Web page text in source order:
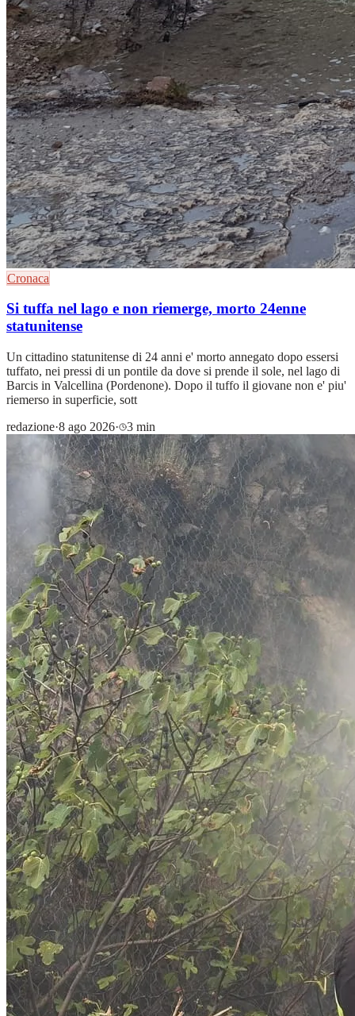
Cronaca
Si tuffa nel lago e non riemerge, morto 24enne
statunitense
Un cittadino statunitense di 24 anni e' morto annegato dopo essersi
tuffato, nei pressi di un pontile da dove si prende il sole, nel lago di
Barcis in Valcellina (Pordenone). Dopo il tuffo il giovane non e' piu'
riemerso in superficie, sott
redazione·8 ago 2026· 3 min